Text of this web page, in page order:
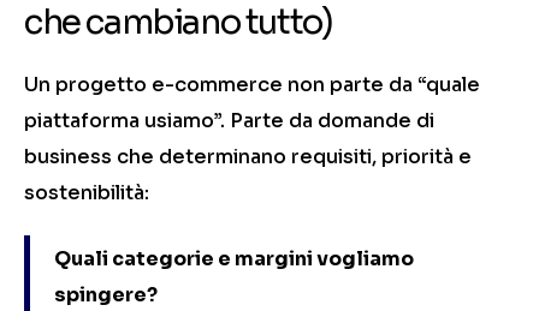
che cambiano tutto)
Un progetto e-commerce non parte da “quale
piattaforma usiamo”. Parte da domande di
business che determinano requisiti, priorità e
sostenibilità:
Quali categorie e margini vogliamo
spingere?